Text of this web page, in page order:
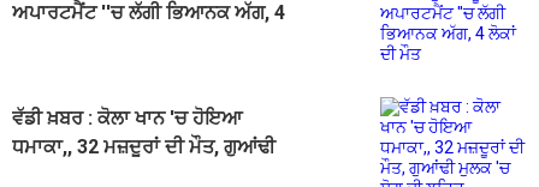
ਅਪਾਰਟਮੈਂਟ ''ਚ ਲੱਗੀ ਭਿਆਨਕ ਅੱਗ, 4
ਵੱਡੀ ਖ਼ਬਰ : ਕੋਲਾ ਖਾਨ 'ਚ ਹੋਇਆ
ਧਮਾਕਾ,, 32 ਮਜ਼ਦੂਰਾਂ ਦੀ ਮੌਤ, ਗੁਆਂਢੀ